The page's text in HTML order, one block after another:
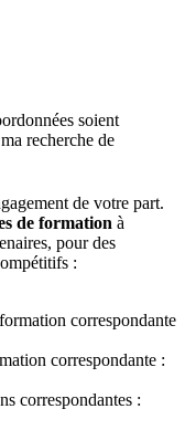
soient
recherche de
de votre part.
de formation à
pour des
:
correspondante
correspondante :
correspondantes :